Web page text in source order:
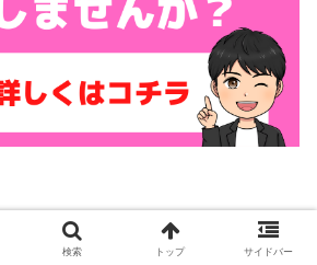
検索 トップ サイドバー